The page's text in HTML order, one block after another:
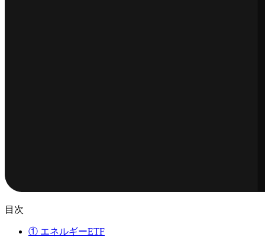
目次
① エネルギーETF